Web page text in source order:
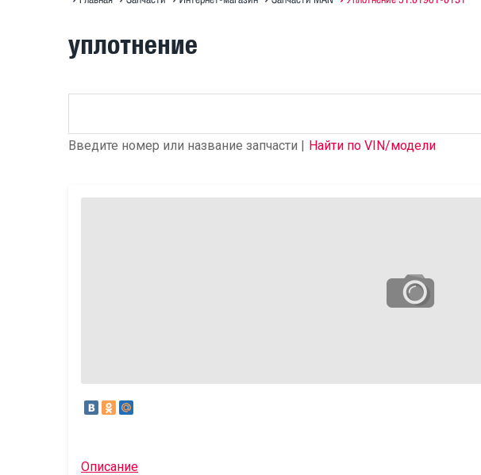
уплотнение
Введите номер или название запчасти | Найти по VIN/модели
Описание